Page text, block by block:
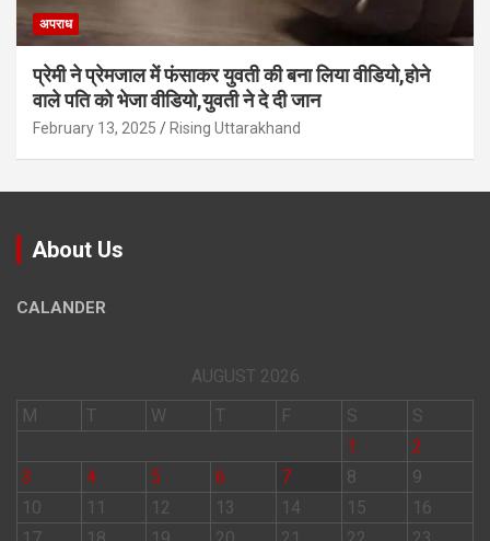
अपराध
प्रेमी ने प्रेमजाल में फंसाकर युवती की बना लिया वीडियो,होने
वाले पत‍ि को भेजा वीड‍ियो,युवती ने दे दी जान
February 13, 2025 Rising Uttarakhand
About Us
CALANDER
AUGUST 2026
M
T W T F S
S
1
2
3
4 5 6 7 8
9
10
11 12 13 14 15
16